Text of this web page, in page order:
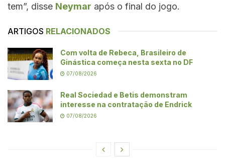
tem”, disse Neymar após o final do jogo.
ARTIGOS RELACIONADOS
Com volta de Rebeca, Brasileiro de
Ginástica começa nesta sexta no DF
07/08/2026
Real Sociedad e Betis demonstram
interesse na contratação de Endrick
07/08/2026